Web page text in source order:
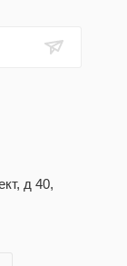
д 40,